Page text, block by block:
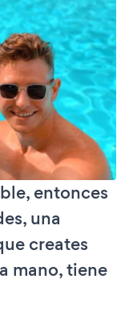
entonces
una
creates
mano, tiene